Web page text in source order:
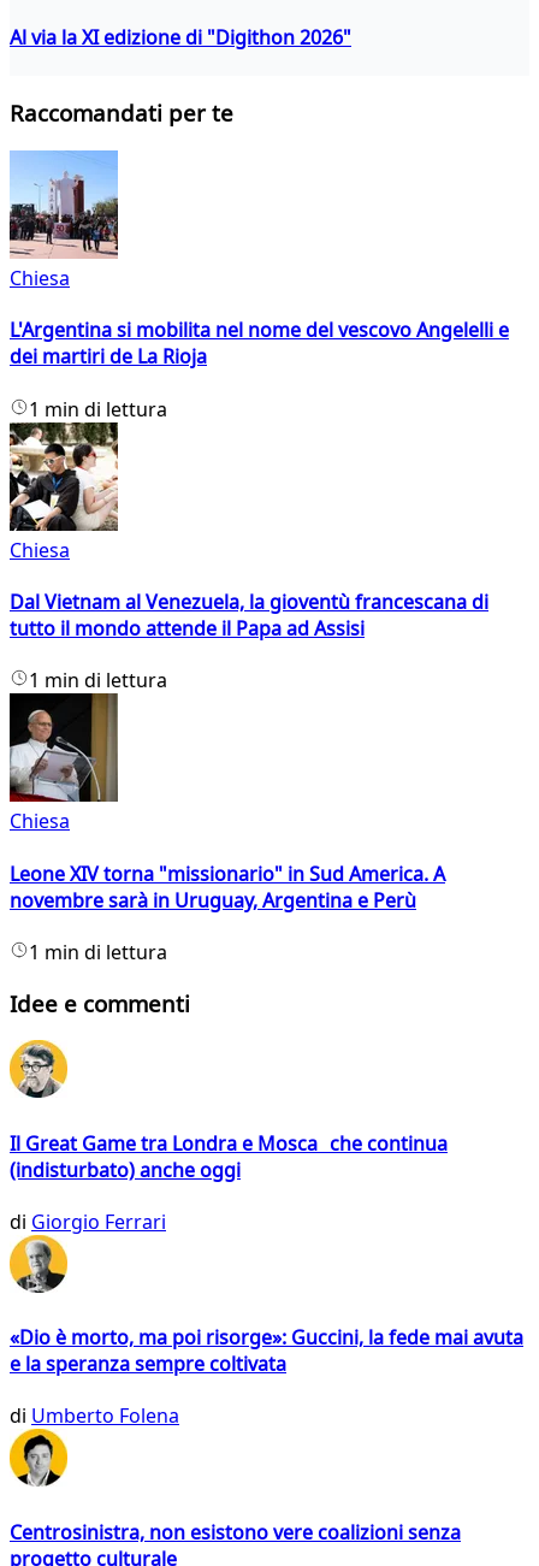
Al via la XI edizione di "Digithon 2026"
Raccomandati per te
Chiesa
L'Argentina si mobilita nel nome del vescovo Angelelli e
dei martiri de La Rioja
1 min di lettura
Chiesa
Dal Vietnam al Venezuela, la gioventù francescana di
tutto il mondo attende il Papa ad Assisi
1 min di lettura
Chiesa
Leone XIV torna "missionario" in Sud America. A
novembre sarà in Uruguay, Argentina e Perù
1 min di lettura
Idee e commenti
Il Great Game tra Londra e Mosca che continua
(indisturbato) anche oggi
di Giorgio Ferrari
«Dio è morto, ma poi risorge»: Guccini, la fede mai avuta
e la speranza sempre coltivata
di Umberto Folena
Centrosinistra, non esistono vere coalizioni senza
progetto culturale